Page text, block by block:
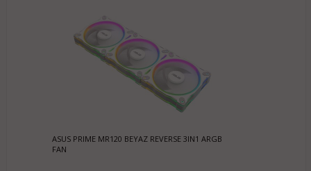
ASUS PRIME MR120 BEYAZ REVERSE 3IN1 ARGB
FAN